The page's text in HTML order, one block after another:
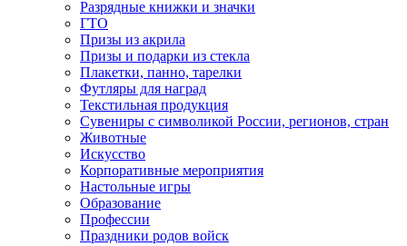
Разрядные книжки и значки
ГТО
Призы из акрила
Призы и подарки из стекла
Плакетки, панно, тарелки
Футляры для наград
Текстильная продукция
Сувениры с символикой России, регионов, стран
Животные
Искусство
Корпоративные мероприятия
Настольные игры
Образование
Профессии
Праздники родов войск